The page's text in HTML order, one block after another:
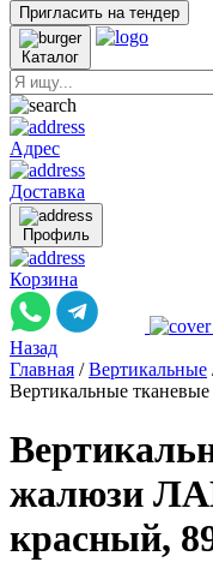
Пригласить на тендер
Каталог
Адрес
Доставка
Профиль
Корзина
Назад
Главная / Вертикальные
Вертикальные
жалюзи
красный,